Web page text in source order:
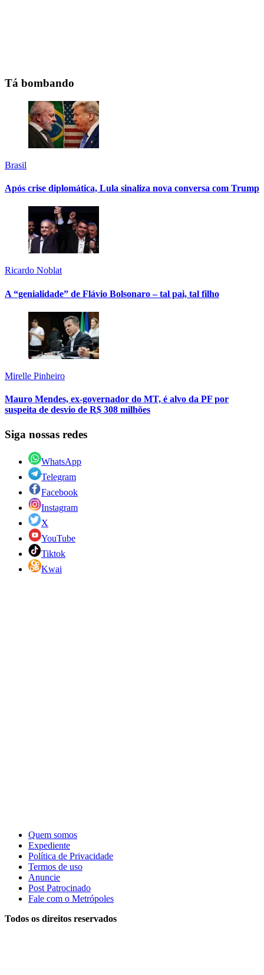
Tá bombando
Brasil
Após crise diplomática, Lula sinaliza nova conversa com Trump
Ricardo Noblat
A “genialidade” de Flávio Bolsonaro – tal pai, tal filho
Mirelle Pinheiro
Mauro Mendes, ex-governador do MT, é alvo da PF por
suspeita de desvio de R$ 308 milhões
Siga nossas redes
WhatsApp
Telegram
Facebook
Instagram
X
YouTube
Tiktok
Kwai
Quem somos
Expediente
Política de Privacidade
Termos de uso
Anuncie
Post Patrocinado
Fale com o Metrópoles
Todos os direitos reservados